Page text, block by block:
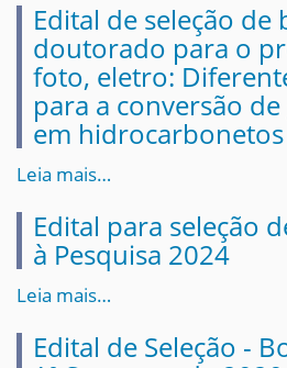
Edital de seleção de
doutorado para o
foto, eletro:
para a conversão
em
Leia mais…
Edital para seleção
à Pesquisa 2024
Leia mais…
Edital de Seleção -